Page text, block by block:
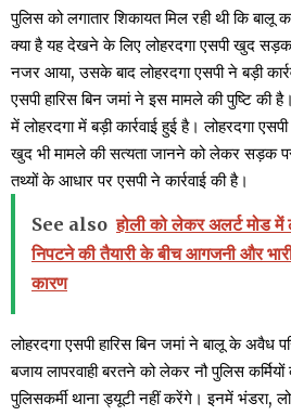
पुलिस को लगातार शिकायत मिल रही थी कि बालू
क्या है यह देखने के लिए लोहरदगा एसपी खुद
नजर आया, उसके बाद लोहरदगा एसपी ने बड़ी
एसपी हारिस बिन जमां ने इस मामले की पुष्टि
में लोहरदगा में बड़ी कार्रवाई हुई है। लोहरदगा
खुद भी मामले की सत्यता जानने को लेकर सड़क
तथ्यों के आधार पर एसपी ने कार्रवाई की है।
See also होली को लेकर अलर्ट मोड में
निपटने की तैयारी के बीच आगजनी और
कारण
लोहरदगा एसपी हारिस बिन जमां ने बालू के अवैध
बजाय लापरवाही बरतने को लेकर नौ पुलिस
पुलिसकर्मी थाना ड्यूटी नहीं करेंगे। इनमें भंडरा,